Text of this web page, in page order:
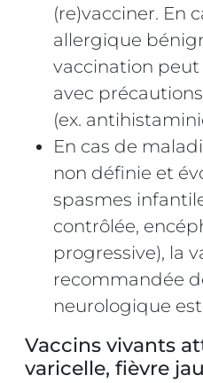
(re)vacciner. En
allergique
vaccination
avec précautions
(ex.
En cas de
non définie et
spasmes
contrôlée,
progressive), la
recommandée
neurologique
Vaccins vivants
varicelle, fièvre